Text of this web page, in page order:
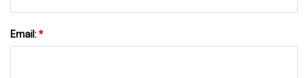
Email:*